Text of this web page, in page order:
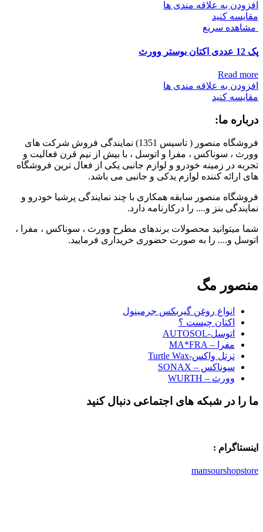
افزودن به علاقه مندی ها
مقایسه کنید
مشاهده سریع
پک 12 عددی اکتان بوستر وورث
Read more
افزودن به علاقه مندی ها
مقایسه کنید
درباره ما:
فروشگاه منصور ( تاسیس 1351) نمایندگی فروش شرکت های
وورث ، سوناکس ، مفرا و اتوسل ، با بیش از نیم قرن فعالیت و
تجربه در زمینه خودرو و لوازم جانبی یکی از فعال ترین فروشگاه
های ارائه کننده لوازم یدکی و جانبی می باشد.
فروشگاه منصور سابقه همکاری با چند نمایندگی پرشیا خودرو و
نمایندگی بنز و.... را درکارنامه دارد.
شما میتوانید محصولات برندهای مطرح وورث ، سوناکس ، مفرا ،
اتوسل و.... را به صورت حضوری خریداری فرمایید.
منصور مگ
انواع روغن گیربکس جرمینول
اکتان چیست ؟
اتوسل-AUTOSOL
مفرا – MA*FRA
ترتل واکس-Turtle Wax
سوناکس – SONAX
وورث – WURTH
ما را در شبکه های اجتماعی دنبال کنید
اینستاگرام :
mansourshopstore